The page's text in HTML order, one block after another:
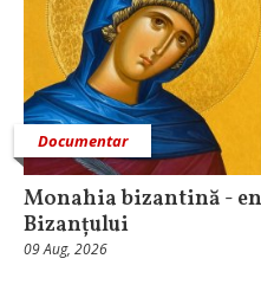
Documentar
Monahia bizantină -
Bizanțului
09 Aug, 2026